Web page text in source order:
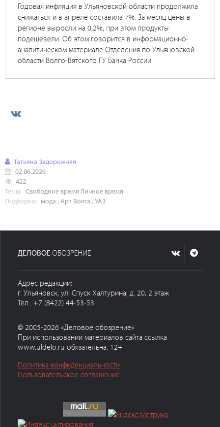
Годовая инфляция в Ульяновской области продолжила
снижаться и в апреле составила 7%. За месяц цены в
регионе выросли на 0,2%, при этом продукты
подешевели. Об этом говорится в информационно-
аналитическом материале Отделения по Ульяновской
области Волго-Вятского ГУ Банка России.
Татьяна Задорожняя
02.06.2026
422
Темы: Свободное время Личное время
Подборки: мода , Арт Волга ,УАЗ
ДЕЛОВОЕ ОБОЗРЕНИЕ
Адрес редакции:
г. Ульяновск, ул. Спуск Халтурина, д. 20, 2 этаж
Тел.: +7 (8422) 44-53-53
© 2005-2026 «Деловое обозрение»
При использовании материалов сайта ссылка
www.uldelo.ru обязательна. 12+
Политика конфиденциальности
Пользовательское соглашение